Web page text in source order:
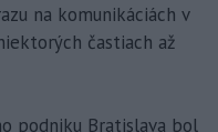
na komunikáciách v
častiach až
podniku Bratislava bol